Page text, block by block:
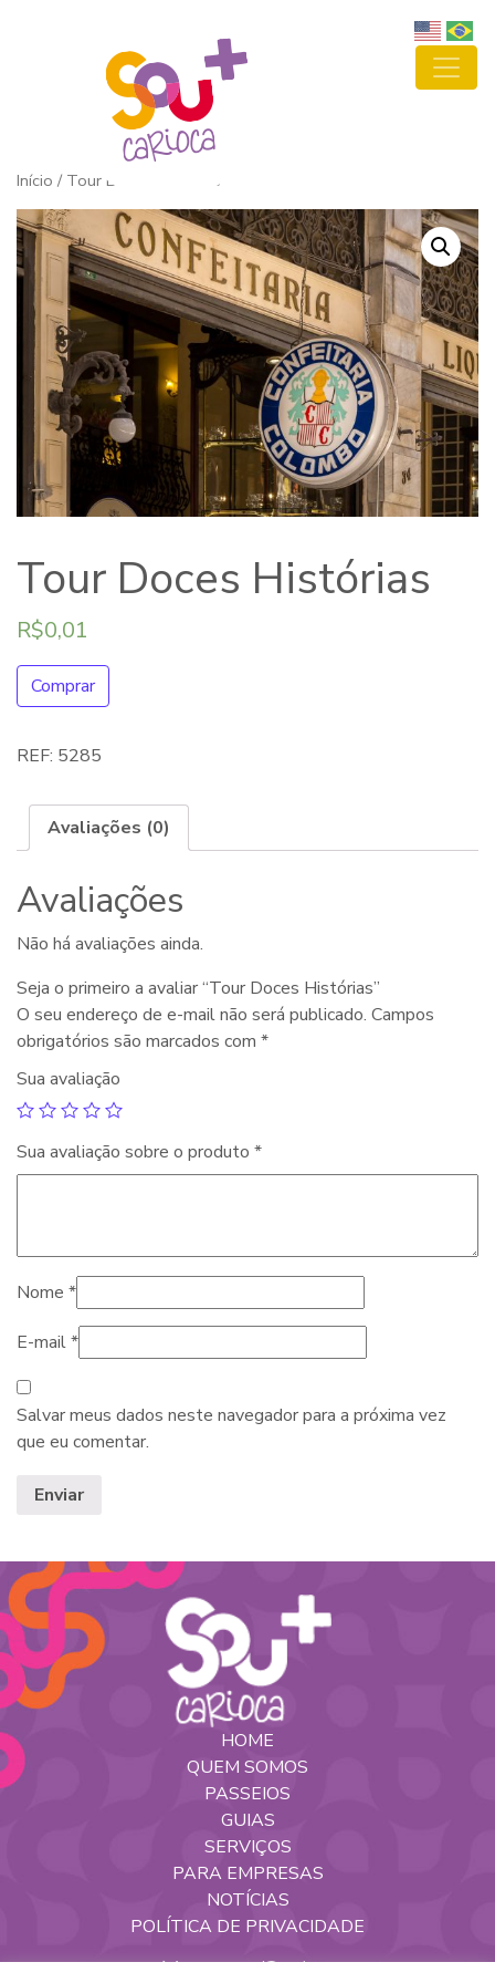
Início / Tour Doces Histórias
Tour Doces Histórias
R$0,01
Comprar
REF: 5285
Avaliações (0)
Avaliações
Não há avaliações ainda.
Seja o primeiro a avaliar “Tour Doces Histórias”
O seu endereço de e-mail não será publicado. Campos
obrigatórios são marcados com *
Sua avaliação
Sua avaliação sobre o produto *
Nome *
E-mail*
Salvar meus dados neste navegador para a próxima vez
que eu comentar.
HOME
QUEM SOMOS
PASSEIOS
GUIAS
SERVIÇOS
PARA EMPRESAS
NOTÍCIAS
POLÍTICA DE PRIVACIDADE